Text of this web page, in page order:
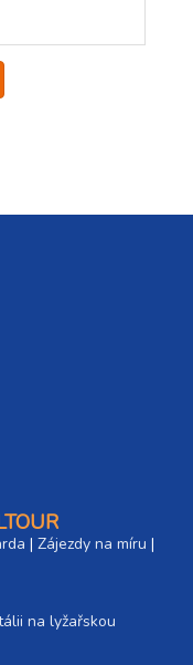
| Zájezdy na míru |
na lyžařskou